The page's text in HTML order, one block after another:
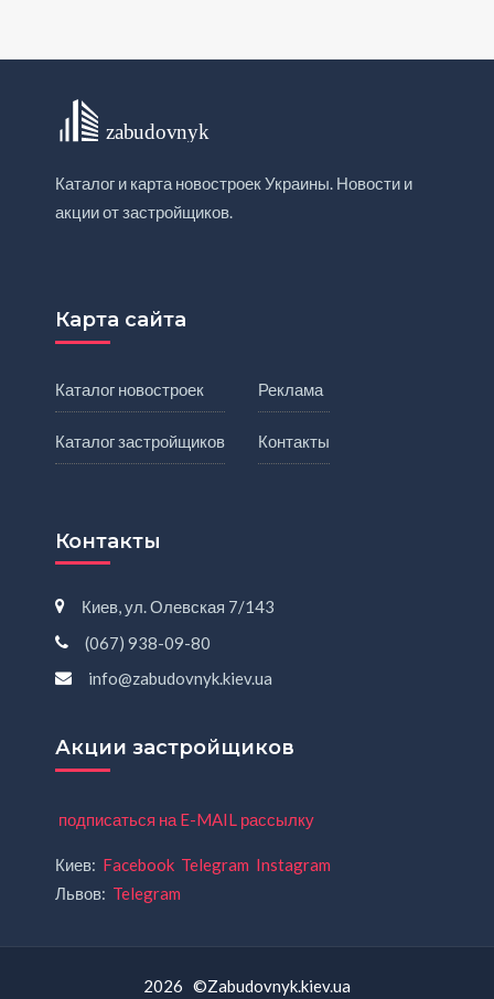
Каталог и карта новостроек Украины. Новости и
акции от застройщиков.
Карта сайта
Каталог новостроек
Каталог застройщиков
Реклама
Контакты
Контакты
Киев, ул. Олевская 7/143
(067) 938-09-80
info@zabudovnyk.kiev.ua
Акции застройщиков
подписаться на E-MAIL рассылку
Киев: Facebook Telegram Instagram
Львов: Telegram
2026 ©Zabudovnyk.kiev.ua